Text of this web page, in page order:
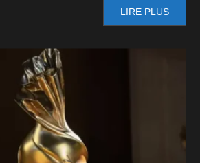
LIRE PLUS